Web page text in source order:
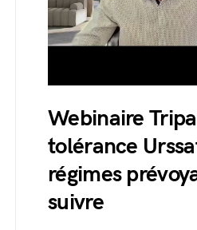
Webinaire
tolérance
régimes
suivre